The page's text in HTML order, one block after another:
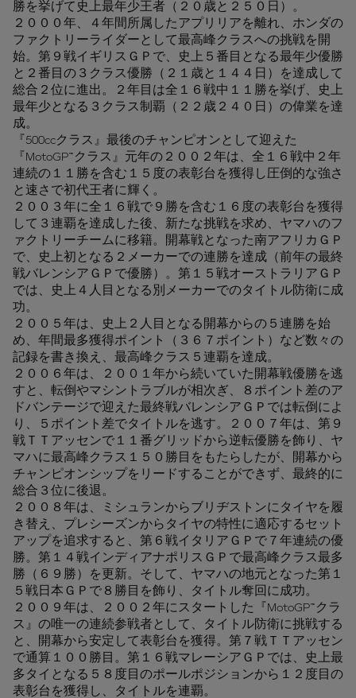
勝を挙げて史上最年少王者（２０歳と２５０日）。
２０００年、４年間所属したアプリリアを離れ、ホンダの
ファクトリーライダーとして最高峰クラスへの挑戦を開
始。第９戦イギリスＧＰで、史上５番目となる最年少優勝
と２番目の３クラス優勝（２１歳と１４４日）を達成して
総合２位に進出。２年目は全１６戦中１１勝を挙げ、史上
最年少となる３クラス制覇（２２歳２４０日）の偉業を達
成。
『500ccクラス』最後のチャンピオンとして迎えた
『MotoGP™クラス』元年の２００２年は、全１６戦中２年
連続の１１勝を含む１５度の表彰台を獲得し圧倒的な強さ
と速さで初代王者に輝く。
２００３年に全１６戦で９勝を含む１６度の表彰台を獲得
して３連覇を達成した後、新たな挑戦を求め、ヤマハのフ
ァクトリーチームに移籍。開幕戦となった南アフリカＧＰ
で、史上初となる２メーカーでの連勝を達成（前年の最終
戦バレンシアＧＰで優勝）。第１５戦オーストラリアＧＰ
では、史上４人目となる別メーカーでのタイトル防衛に成
功。
２００５年は、史上２人目となる開幕からの５連勝を始
め、年間最多獲得ポイント（３６７ポイント）など数々の
記録を書き換え、最高峰クラス５連覇を達成。
２００６年は、２００１年から続いていた開幕戦優勝を逃
すと、転倒やマシントラブルが相次ぎ、８ポイント差のア
ドバンテージで迎えた最終戦バレンシアＧＰでは転倒によ
り、５ポイント差でタイトルを逃す。２００７年は、第９
戦ＴＴアッセンで１１番グリッドから逆転優勝を飾り、ヤ
マハに最高峰クラス１５０勝目をもたらしたが、開幕から
チャンピオンシップをリードすることができず、最終的に
総合３位に後退。
２００８年は、ミシュランからブリヂストンにタイヤを履
き替え、プレシーズンからタイヤの特性に適応するセット
アップを追求すると、第６戦イタリアＧＰで７年連続の優
勝。第１４戦インディアナポリスＧＰで最高峰クラス最多
勝（６９勝）を更新。そして、ヤマハの地元となった第１
５戦日本ＧＰで８勝目を飾り、タイトル奪回に成功。
２００９年は、２００２年にスタートした『MotoGP™クラ
ス』の唯一の連続参戦者として、タイトル防衛に挑戦する
と、開幕から安定して表彰台を獲得。第７戦ＴＴアッセン
で通算１００勝目。第１６戦マレーシアＧＰでは、史上最
多タイとなる５８度目のポールポジションから１２度目の
表彰台を獲得し、タイトルを連覇。